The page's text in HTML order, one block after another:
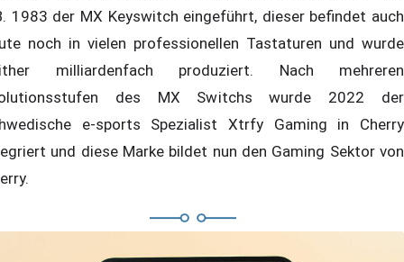
1983 der MX Keyswitch eingeführt, dieser befindet auch
noch in vielen professionellen Tastaturen und wurde
milliardenfach produziert. Nach mehreren
des MX Switchs wurde 2022 der
e-sports Spezialist Xtrfy Gaming in Cherry
und diese Marke bildet nun den Gaming Sektor von